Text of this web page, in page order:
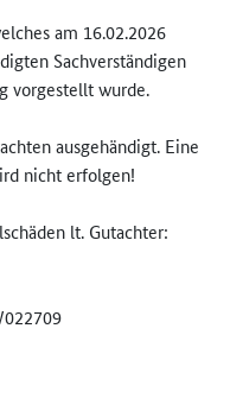
am 16.02.2026
Sachverständigen
vorgestellt wurde.
ausgehändigt. Eine
nicht erfolgen!
lt. Gutachter: